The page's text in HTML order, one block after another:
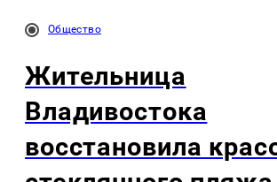
Общество
Жительница
Владивостока
восстановила